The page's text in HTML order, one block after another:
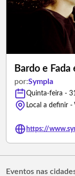
Bardo e
por:Sympla
Quinta-feira -
Local a definir -
Eventos nas